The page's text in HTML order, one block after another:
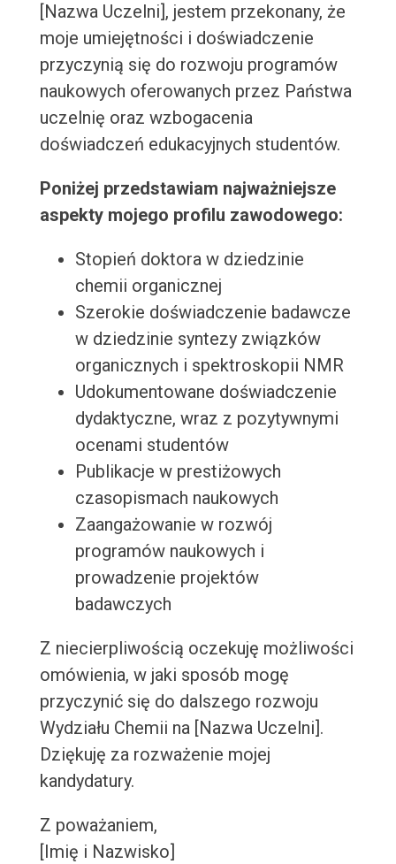
[Nazwa Uczelni], jestem przekonany, że
moje umiejętności i doświadczenie
przyczynią się do rozwoju programów
naukowych oferowanych przez Państwa
uczelnię oraz wzbogacenia
doświadczeń edukacyjnych studentów.
Poniżej przedstawiam najważniejsze
aspekty mojego profilu zawodowego:
Stopień doktora w dziedzinie
chemii organicznej
Szerokie doświadczenie badawcze
w dziedzinie syntezy związków
organicznych i spektroskopii NMR
Udokumentowane doświadczenie
dydaktyczne, wraz z pozytywnymi
ocenami studentów
Publikacje w prestiżowych
czasopismach naukowych
Zaangażowanie w rozwój
programów naukowych i
prowadzenie projektów
badawczych
Z niecierpliwością oczekuję możliwości
omówienia, w jaki sposób mogę
przyczynić się do dalszego rozwoju
Wydziału Chemii na [Nazwa Uczelni].
Dziękuję za rozważenie mojej
kandydatury.
Z poważaniem,
[Imię i Nazwisko]